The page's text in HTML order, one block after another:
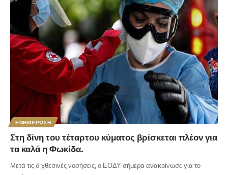
ΕΝΗΜΕΡΩΣΗ
Στη δίνη του τέταρτου κύματος βρίσκεται πλέον για
τα καλά η Φωκίδα.
Μετά τις 6 χθεσινές νοσήσεις, ο ΕΟΔΥ σήμερα ανακοίνωσε για το